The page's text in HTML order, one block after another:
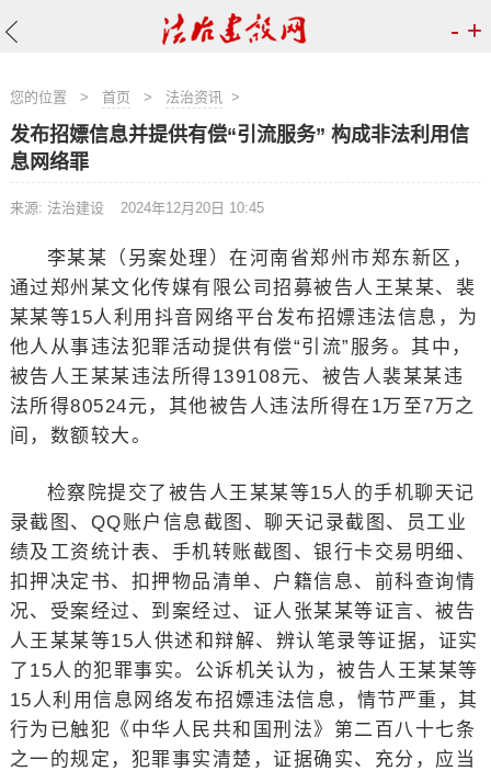
- +
您的位置 > 首页 > 法治资讯>
发布招嫖信息并提供有偿“引流服务” 构成非法利用信
息网络罪
来源: 法治建设 2024年12月20日 10:45
李某某（另案处理）在河南省郑州市郑东新区，
通过郑州某文化传媒有限公司招募被告人王某某、裴
某某等15人利用抖音网络平台发布招嫖违法信息，为
他人从事违法犯罪活动提供有偿“引流”服务。其中，
被告人王某某违法所得139108元、被告人裴某某违
法所得80524元，其他被告人违法所得在1万至7万之
间，数额较大。
检察院提交了被告人王某某等15人的手机聊天记
录截图、QQ账户信息截图、聊天记录截图、员工业
绩及工资统计表、手机转账截图、银行卡交易明细、
扣押决定书、扣押物品清单、户籍信息、前科查询情
况、受案经过、到案经过、证人张某某等证言、被告
人王某某等15人供述和辩解、辨认笔录等证据，证实
了15人的犯罪事实。公诉机关认为，被告人王某某等
15人利用信息网络发布招嫖违法信息，情节严重，其
行为已触犯《中华人民共和国刑法》第二百八十七条
之一的规定，犯罪事实清楚，证据确实、充分，应当